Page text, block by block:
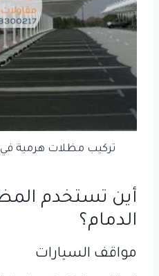
تركيب مظلات هرمية في
أين تستخدم
الدمام؟
مواقف السيارات